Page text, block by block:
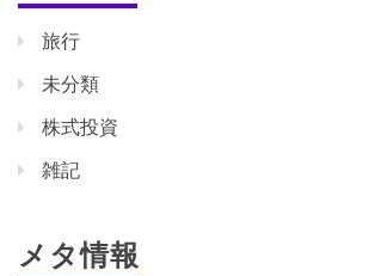
旅行
未分類
株式投資
雑記
メタ情報